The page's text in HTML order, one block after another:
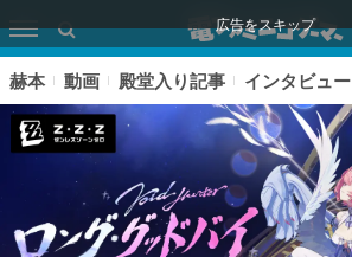
広告をスキップ
赫本 動画 殿堂入り記事 インタビュー